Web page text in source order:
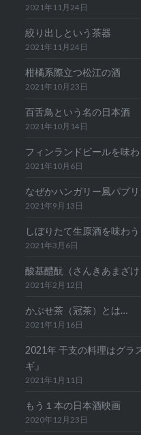
2021年11月24日
絞り出しという茶器
2021年11月24日
柑橘系際立つ松江の酒
2021年10月23日
百舌鳥という名の日本酒
2021年10月14日
フィンランドビールを味わ
2021年10月6日
なぜかハンガリー風パプ
2021年9月13日
しぼりたて生原酒を味わう
2021年3月6日
酸基醴酛（さんきあまざ
2021年2月12日
かぶせ茶（冠茶）とは…
2021年1月16日
2021年 干支の料理はグラ
ギ』
2021年1月11日
もう１本の日本酒映画
2020年12月23日